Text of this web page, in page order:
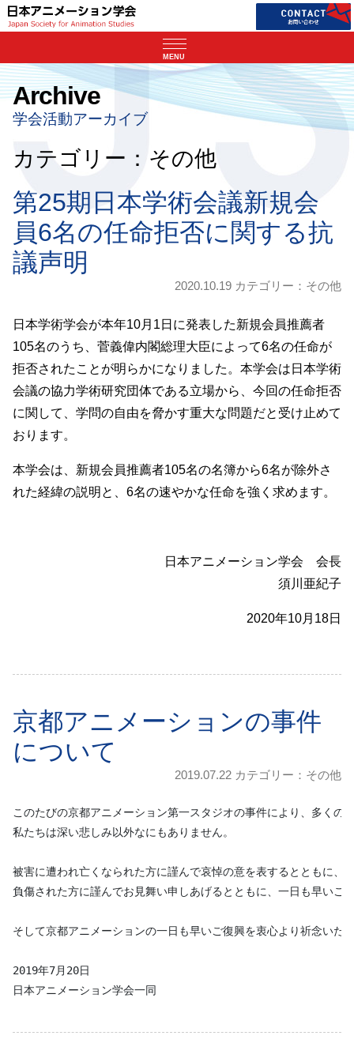
MENU
Archive
学会活動アーカイブ
カテゴリー：その他
第25期日本学術会議新規会
員6名の任命拒否に関する抗
議声明
2020.10.19 カテゴリー： その他
日本学術学会が本年10月1日に発表した新規会員推薦者
105名のうち、菅義偉内閣総理大臣によって6名の任命が
拒否されたことが明らかになりました。本学会は日本学術
会議の協力学術研究団体である立場から、今回の任命拒否
に関して、学問の自由を脅かす重大な問題だと受け止めて
おります。
本学会は、新規会員推薦者105名の名簿から6名が除外さ
れた経緯の説明と、6名の速やかな任命を強く求めます。
日本アニメーション学会 会長
須川亜紀子
2020年10月18日
京都アニメーションの事件
について
2019.07.22 カテゴリー： その他
このたびの京都アニメーション第一スタジオの事件により、多くの
私たちは深い悲しみ以外なにもありません。
被害に遭われ亡くなられた方に謹んで哀悼の意を表するとともに、
負傷された方に謹んでお見舞い申しあげるとともに、一日も早いご
そして京都アニメーションの一日も早いご復興を衷心より祈念いた
2019年7月20日